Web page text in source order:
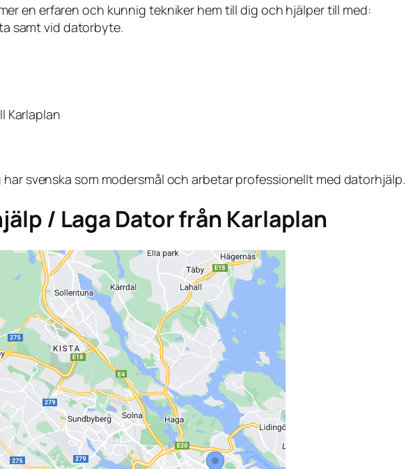
en erfaren och kunnig tekniker hem till dig och hjälper till med:
samt vid datorbyte.
Karlaplan
har svenska som modersmål och arbetar professionellt med datorhjälp.
/ Laga Dator från Karlaplan